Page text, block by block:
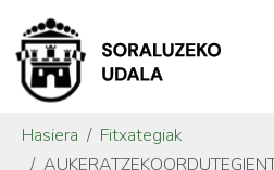
Hasiera
Fitxategiak